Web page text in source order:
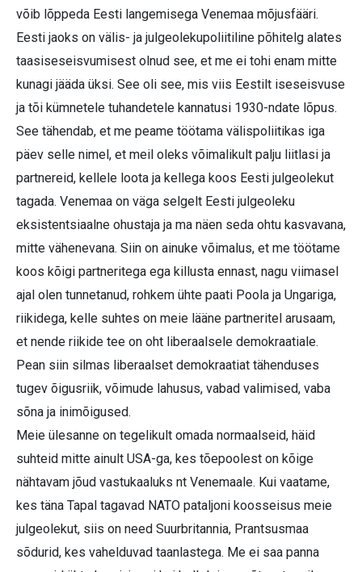
võib lõppeda Eesti langemisega Venemaa mõjusfääri.
Eesti jaoks on välis- ja julgeolekupoliitiline põhitelg alates
taasiseseisvumisest olnud see, et me ei tohi enam mitte
kunagi jääda üksi. See oli see, mis viis Eestilt iseseisvuse
ja tõi kümnetele tuhandetele kannatusi 1930-ndate lõpus.
See tähendab, et me peame töötama välispoliitikas iga
päev selle nimel, et meil oleks võimalikult palju liitlasi ja
partnereid, kellele loota ja kellega koos Eesti julgeolekut
tagada. Venemaa on väga selgelt Eesti julgeoleku
eksistentsiaalne ohustaja ja ma näen seda ohtu kasvavana,
mitte vähenevana. Siin on ainuke võimalus, et me töötame
koos kõigi partneritega ega killusta ennast, nagu viimasel
ajal olen tunnetanud, rohkem ühte paati Poola ja Ungariga,
riikidega, kelle suhtes on meie lääne partneritel arusaam,
et nende riikide tee on oht liberaalsele demokraatiale.
Pean siin silmas liberaalset demokraatiat tähenduses
tugev õigusriik, võimude lahusus, vabad valimised, vaba
sõna ja inimõigused.
Meie ülesanne on tegelikult omada normaalseid, häid
suhteid mitte ainult USA-ga, kes tõepoolest on kõige
nähtavam jõud vastukaaluks nt Venemaale. Kui vaatame,
kes täna Tapal tagavad NATO pataljoni koosseisus meie
julgeolekut, siis on need Suur­britannia, Prantsusmaa
sõdurid, kes vahelduvad taanlastega. Me ei saa panna